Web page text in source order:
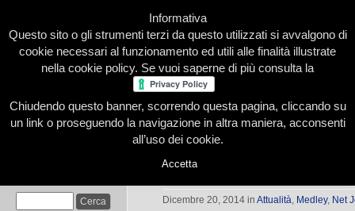
Home Presentazione Redazione Le nostre firme
News dalle imprese artigiane del
Dicembre 20, 2014 in Attualità, Medley, Net
Informativa
Questo sito o gli strumenti terzi da questo utilizzati si avvalgono di
cookie necessari al funzionamento ed utili alle finalità illustrate
nella cookie policy. Se vuoi saperne di più consulta la
Chiudendo questo banner, scorrendo questa pagina, cliccando su
un link o proseguendo la navigazione in altra maniera, acconsenti
all’uso dei cookie.
Accetta